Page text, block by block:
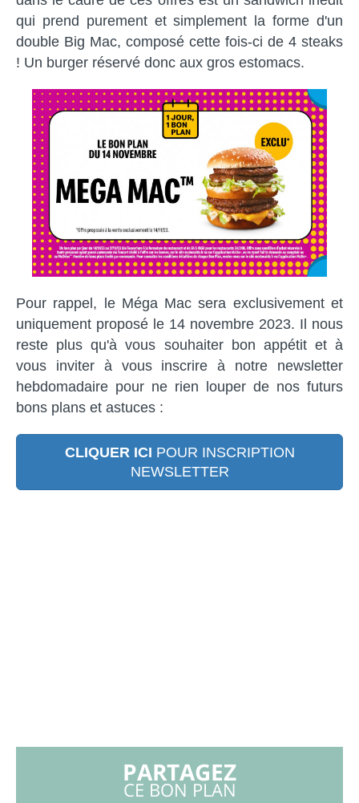
qui prend purement et simplement la forme d'un
double Big Mac, composé cette fois-ci de 4 steaks
! Un burger réservé donc aux gros estomacs.
Pour rappel, le Méga Mac sera exclusivement et
uniquement proposé le 14 novembre 2023. Il nous
reste plus qu'à vous souhaiter bon appétit et à
vous inviter à vous inscrire à notre newsletter
hebdomadaire pour ne rien louper de nos futurs
bons plans et astuces :
CLIQUER ICI POUR INSCRIPTION
NEWSLETTER
PARTAGEZ
CE BON PLAN